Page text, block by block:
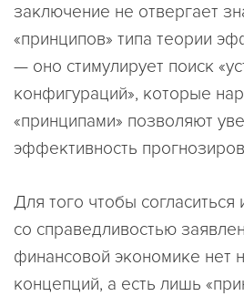
заключение не отвергает
«принципов» типа теории
— оно стимулирует поиск
конфигураций», которые
«принципами» позволяют
эффективность
Для того чтобы согласиться
со справедливостью
финансовой экономике нет
концепций, а есть лишь